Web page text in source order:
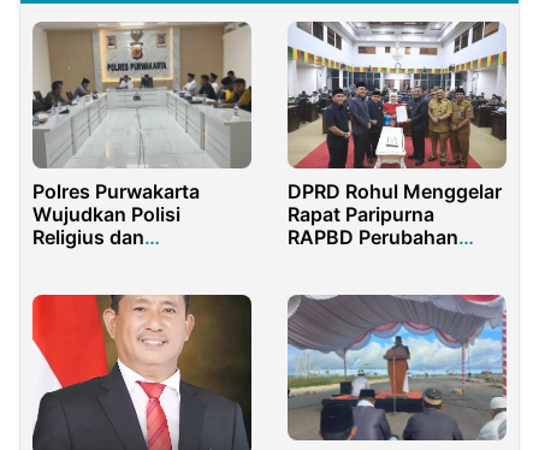
Polres Purwakarta
Wujudkan Polisi
Religius dan
DPRD Rohul Menggelar
Rapat Paripurna
RAPBD Perubahan